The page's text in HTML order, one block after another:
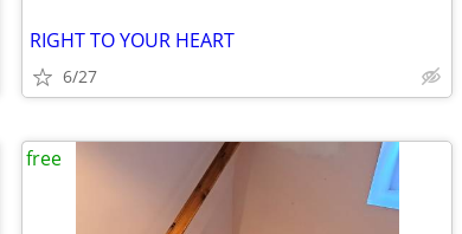
RIGHT TO YOUR HEART
6/27
free